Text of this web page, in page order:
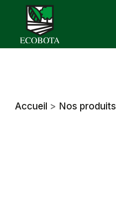
Accueil > Nos produits